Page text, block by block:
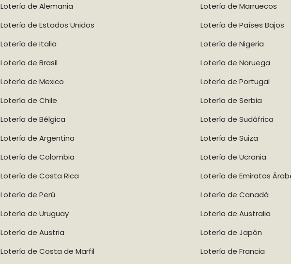
Lotería de Alemania
Lotería de Estados Unidos
Lotería de Italia
Lotería de Brasil
Lotería de Mexico
Lotería de Chile
Lotería de Bélgica
Lotería de Argentina
Lotería de Colombia
Lotería de Costa Rica
Lotería de Perú
Lotería de Uruguay
Lotería de Austria
Lotería de Costa de Marfil
Lotería de Marruecos
Lotería de Países Bajos
Lotería de Nigeria
Lotería de Noruega
Lotería de Portugal
Lotería de Serbia
Lotería de Sudáfrica
Lotería de Suiza
Lotería de Ucrania
Lotería de Emiratos
Lotería de Canadá
Lotería de Australia
Lotería de Japón
Lotería de Francia